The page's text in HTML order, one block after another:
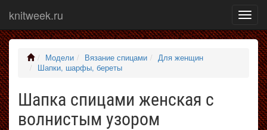
меню
knitweek.ru
Модели Вязание спицами
Для женщин
Шапки, шарфы, береты
Шапка спицами женская с
волнистым узором